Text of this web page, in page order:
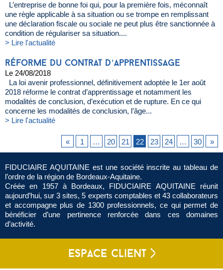
L’entreprise de bonne foi qui, pour la première fois, méconnaît
une règle applicable à sa situation ou se trompe en remplissant
une déclaration fiscale ou sociale ne peut plus être sanctionnée à
condition de régulariser sa situation....
> Lire l'actualité
réforme du contrat d’apprentissage
Le 24/08/2018
La loi avenir professionnel, définitivement adoptée le 1er août
2018 réforme le contrat d’apprentissage et notamment les
modalités de conclusion, d’exécution et de rupture. En ce qui
concerne les modalités de conclusion, l’âge...
> Lire l'actualité
« 1 … 20 21 22 23 24 … 30 »
FIDUCIAIRE AQUITAINE est une société inscrite au tableau de
l’ordre de la région de Bordeaux-Aquitaine.
Créée en 1957 à Bordeaux, FIDUCIAIRE AQUITAINE réunit
aujourd’hui, sur 3 sites, 5 experts comptables et 43 collaborateurs
et accompagne plus de 1300 professionnels, ce qui permet de
bénéficier d’une pertinence renforcée dans ces domaines
d’activité.
espace client